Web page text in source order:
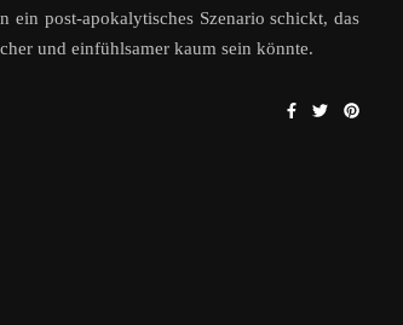
ein post-apokalytisches Szenario schickt, das
und einfühlsamer kaum sein könnte.